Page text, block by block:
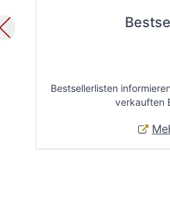
Bestsellerlisten
verkauften